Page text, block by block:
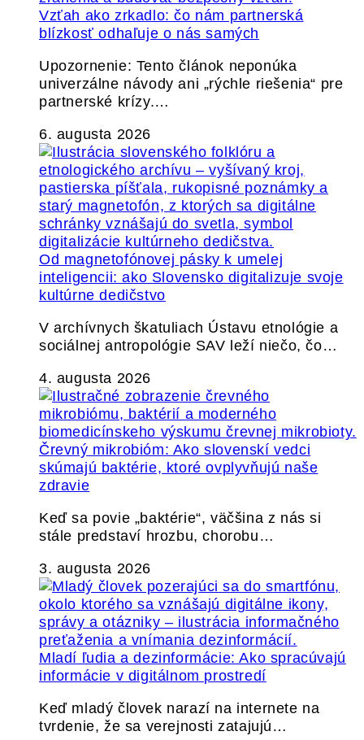
Vzťah ako zrkadlo: čo nám partnerská
blízkosť odhaľuje o nás samých
Upozornenie: Tento článok neponúka
univerzálne návody ani „rýchle riešenia“ pre
partnerské krízy.…
6. augusta 2026
Od magnetofónovej pásky k umelej
inteligencii: ako Slovensko digitalizuje svoje
kultúrne dedičstvo
V archívnych škatuliach Ústavu etnológie a
sociálnej antropológie SAV leží niečo, čo…
4. augusta 2026
Črevný mikrobióm: Ako slovenskí vedci
skúmajú baktérie, ktoré ovplyvňujú naše
zdravie
Keď sa povie „baktérie“, väčšina z nás si
stále predstaví hrozbu, chorobu…
3. augusta 2026
Mladí ľudia a dezinformácie: Ako spracúvajú
informácie v digitálnom prostredí
Keď mladý človek narazí na internete na
tvrdenie, že sa verejnosti zatajujú…